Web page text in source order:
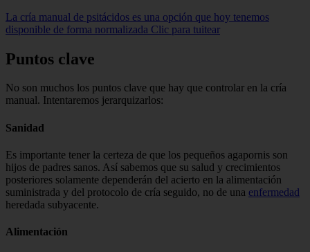
La cría manual de psitácidos es una opción que hoy tenemos
disponible de forma normalizada Clic para tuitear
Puntos clave
No son muchos los puntos clave que hay que controlar en la cría
manual. Intentaremos jerarquizarlos:
Sanidad
Es importante tener la certeza de que los pequeños agapornis son
hijos de padres sanos. Así sabemos que su salud y crecimientos
posteriores solamente dependerán del acierto en la alimentación
suministrada y del protocolo de cría seguido, no de una enfermedad
heredada subyacente.
Alimentación